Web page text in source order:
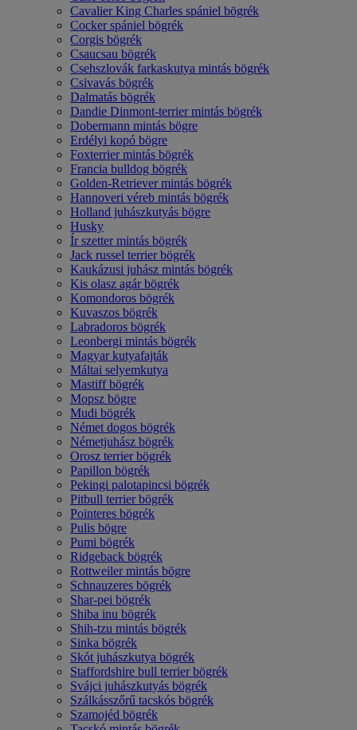
Cavalier King Charles spániel bögrék
Cocker spániel bögrék
Corgis bögrék
Csaucsau bögrék
Csehszlovák farkaskutya mintás bögrék
Csivavás bögrék
Dalmatás bögrék
Dandie Dinmont-terrier mintás bögrék
Dobermann mintás bögre
Erdélyi kopó bögre
Foxterrier mintás bögrék
Francia bulldog bögrék
Golden-Retriever mintás bögrék
Hannoveri véreb mintás bögrék
Holland juhászkutyás bögre
Husky
Ír szetter mintás bögrék
Jack russel terrier bögrék
Kaukázusi juhász mintás bögrék
Kis olasz agár bögrék
Komondoros bögrék
Kuvaszos bögrék
Labradoros bögrék
Leonbergi mintás bögrék
Magyar kutyafajták
Máltai selyemkutya
Mastiff bögrék
Mopsz bögre
Mudi bögrék
Német dogos bögrék
Németjuhász bögrék
Orosz terrier bögrék
Papillon bögrék
Pekingi palotapincsi bögrék
Pitbull terrier bögrék
Pointeres bögrék
Pulis bögre
Pumi bögrék
Ridgeback bögrék
Rottweiler mintás bögre
Schnauzeres bögrék
Shar-pei bögrék
Shiba inu bögrék
Shih-tzu mintás bögrék
Sinka bögrék
Skót juhászkutya bögrék
Staffordshire bull terrier bögrék
Svájci juhászkutyás bögrék
Szálkásszőrű tacskós bögrék
Szamojéd bögrék